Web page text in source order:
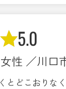
5.0
性 ／川口
とどこおりな